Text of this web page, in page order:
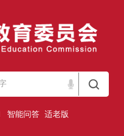
智能问答 适老版